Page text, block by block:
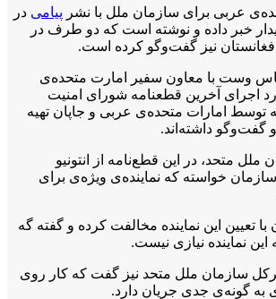
عربی برای سازمان ملل با نشر پیامی در
خبر داده و نوشته است که دو طرف در
نیز گفت‌وگو کرده است.
وست با معاون سفیر امارت متحده‌ی
اجرای آخرین قطعنامه شورای امنیت
توسط امارات متحده‌ی عربی و جاپان تهیه
داشته‌اند.
متحد، در این قطع‌نامه از انتونیو
خواسته که نماینده‌‌ی ویژه‌ی برای
تعیین این نماینده مخالفت کرده و گفته گه
این نماینده نیازی نیست.
سازمان ملل متحد نیز گفت که کار روی
به گونه‌ی جدی جریان دارد.